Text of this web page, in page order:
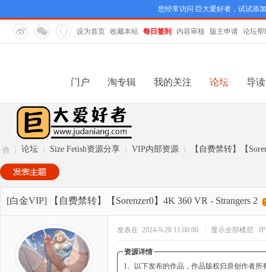
您经常访问 巨大爱好者，试试添
设为首页 收藏本站 每日签到 内容审核 版主申请 论坛帮
门户 淘专辑 我的关注 论坛 导读
巨 »
论坛
›
Size Fetish资源分享
›
VIP内部资源
›
【自费禁转】【
[白金VIP] 【自费禁转】【Sorenzer0】4K 360 VR - Strangers 2
发表在 2024-9-28 11:00:00 显示全部楼层
资源详情
1、以下发布的作品，作品版权归原创作者所